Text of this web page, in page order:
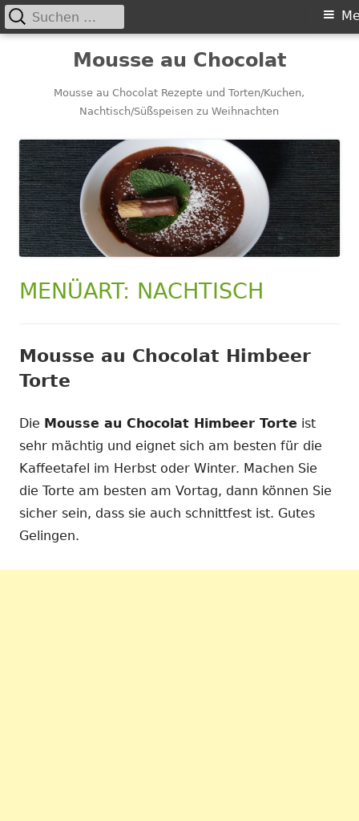
Mousse au Chocolat
Mousse au Chocolat Rezepte und Torten/Kuchen,
Nachtisch/Süßspeisen zu Weihnachten
Primäres
Suchen
nach:
MENÜART: NACHTISCH
Mousse au Chocolat Himbeer
Torte
Die Mousse au Chocolat Himbeer Torte ist
sehr mächtig und eignet sich am besten für die
Kaffeetafel im Herbst oder Winter. Machen Sie
die Torte am besten am Vortag, dann können Sie
sicher sein, dass sie auch schnittfest ist. Gutes
Gelingen.